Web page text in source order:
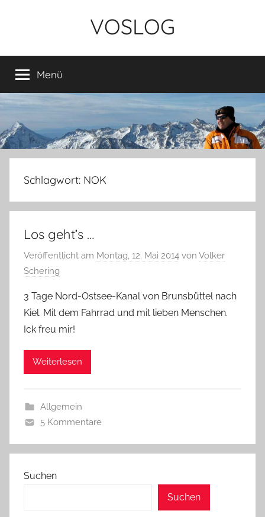
VOSLOG
Menü
Schlagwort: NOK
Los geht’s …
Veröffentlicht am Montag, 12. Mai 2014 von Volker
Schering
3 Tage Nord-Ostsee-Kanal von Brunsbüttel nach
Kiel. Mit dem Fahrrad und mit lieben Menschen.
Ick freu mir!
Weiterlesen
Allgemein
5 Kommentare
Suchen
Suchen